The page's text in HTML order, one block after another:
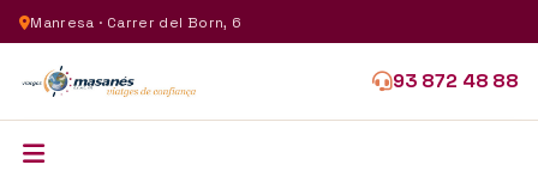
Manresa · Carrer del Born, 6
93 872 48 88